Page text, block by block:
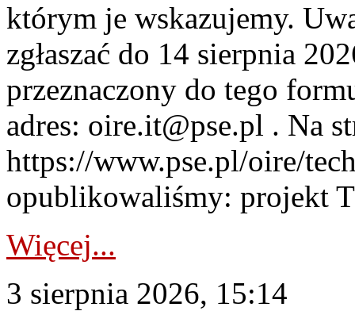
którym je wskazujemy.
zgłaszać do 14 sierpnia
przeznaczony do tego
adres: oire.it@pse.pl . Na
https://www.pse.pl/oire/
opublikowaliśmy: projekt
Więcej...
3 sierpnia 2026, 15:14